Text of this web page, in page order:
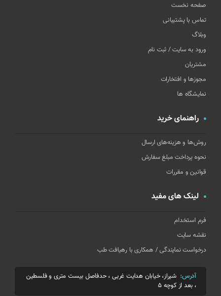
صفحه نخست
تماس با پشتیبانی
وبلاگ
ورود به سایت / ثبت نام
مشتریان
مجوزها و افتخارات
نمایشگاه ها
راهنمای خرید
روش‌ها و هزینه‌های ارسال
نحوه پرداخت مبلغ سفارش
قوانین و مقررات
لینک های مفید
فرم استخدام
نقشه سایت
درخواست نمایندگی / همکاری با رهیافت طب
آدرس: شیراز، خیابان هدایت غربی ، حدفاصل بیست متری و فلسطین
، بعد از کوچه 5